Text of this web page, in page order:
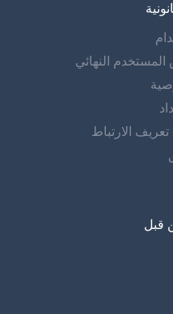
المستخدم النهائي
الارتباط
قبل